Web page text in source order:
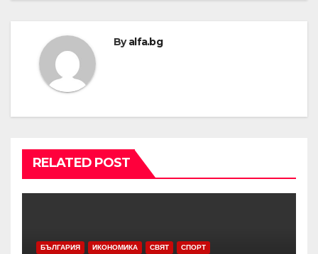
Byalfa.bg
RELATED POST
БЪЛГАРИЯ ИКОНОМИКА СВЯТ СПОРТ